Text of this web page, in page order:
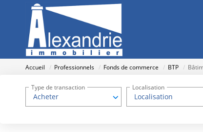
Accueil Professionnels Fonds de commerce BTP
Acheter
Type de transaction
Localisation
Localisation